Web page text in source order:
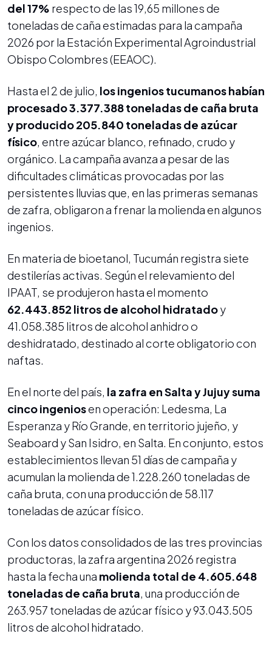
del 17% respecto de las 19,65 millones de
toneladas de caña estimadas para la campaña
2026 por la Estación Experimental Agroindustrial
Obispo Colombres (EEAOC).
Hasta el 2 de julio, los ingenios tucumanos habían
procesado 3.377.388 toneladas de caña bruta
y producido 205.840 toneladas de azúcar
físico, entre azúcar blanco, refinado, crudo y
orgánico. La campaña avanza a pesar de las
dificultades climáticas provocadas por las
persistentes lluvias que, en las primeras semanas
de zafra, obligaron a frenar la molienda en algunos
ingenios.
En materia de bioetanol, Tucumán registra siete
destilerías activas. Según el relevamiento del
IPAAT, se produjeron hasta el momento
62.443.852 litros de alcohol hidratadoy
41.058.385 litros de alcohol anhidro o
deshidratado, destinado al corte obligatorio con
naftas.
En el norte del país, la zafra en Salta y Jujuy suma
cinco ingeniosen operación: Ledesma, La
Esperanza y Río Grande, en territorio jujeño, y
Seaboard y San Isidro, en Salta. En conjunto, estos
establecimientos llevan 51 días de campaña y
acumulan la molienda de 1.228.260 toneladas de
caña bruta, con una producción de 58.117
toneladas de azúcar físico.
Con los datos consolidados de las tres provincias
productoras, la zafra argentina 2026 registra
hasta la fecha una molienda total de 4.605.648
toneladas de caña bruta, una producción de
263.957 toneladas de azúcar físico y 93.043.505
litros de alcohol hidratado.